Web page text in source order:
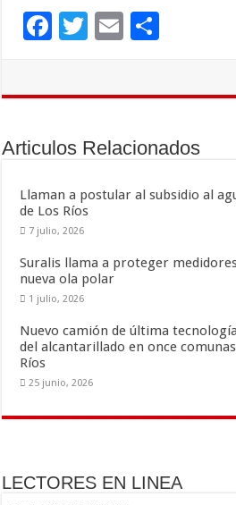
F
o
k
T
E
ar
r
Articulos Relacionados
Llaman a postular al subsidio al
de Los Ríos
7 julio, 2026
Suralis llama a proteger
nueva ola polar
1 julio, 2026
Nuevo camión de última
del alcantarillado en once
Ríos
25 junio, 2026
LECTORES EN LINEA